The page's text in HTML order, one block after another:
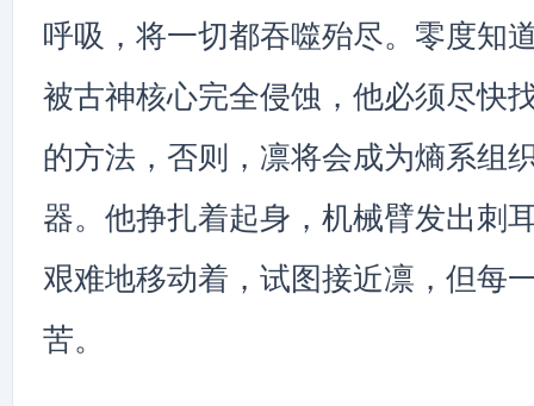
呼吸，将一切都吞噬殆尽。零度知
被古神核心完全侵蚀，他必须尽快
的方法，否则，凛将会成为熵系组
器。他挣扎着起身，机械臂发出刺
艰难地移动着，试图接近凛，但每
苦。